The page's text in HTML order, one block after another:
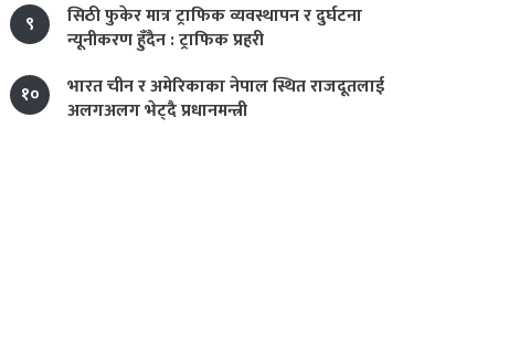
९
सिठी फुकेर मात्र ट्राफिक व्यवस्थापन र दुर्घटना
न्यूनीकरण हुँदैन : ट्राफिक प्रहरी
१०
भारत चीन र अमेरिकाका नेपाल स्थित राजदूतलाई
अलगअलग भेट्दै प्रधानमन्त्री